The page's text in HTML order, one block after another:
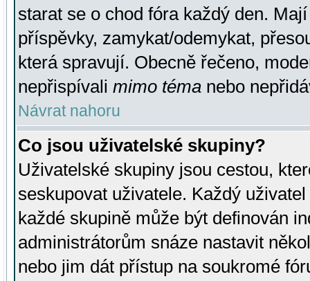
starat se o chod fóra každý den.
příspěvky, zamykat/odemykat,
která spravují. Obecně řečeno,
nepřispívali mimo téma nebo
Návrat nahoru
Co jsou uživatelské skupiny?
Uživatelské skupiny jsou cestou,
seskupovat uživatele. Každý
každé skupině může být definován
administrátorům snáze nastavit
nebo jim dát přístup na soukromé